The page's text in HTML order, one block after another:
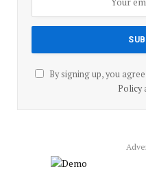
By signing up, you
Policy